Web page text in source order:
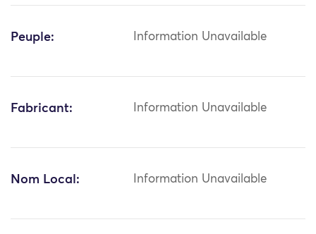
Peuple: Information Unavailable
Fabricant: Information Unavailable
Nom Local: Information Unavailable